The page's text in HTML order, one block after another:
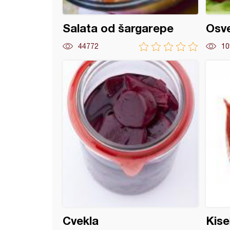
Salata od šargarepe
44772
Cvekla
sa jajaima i cveklom